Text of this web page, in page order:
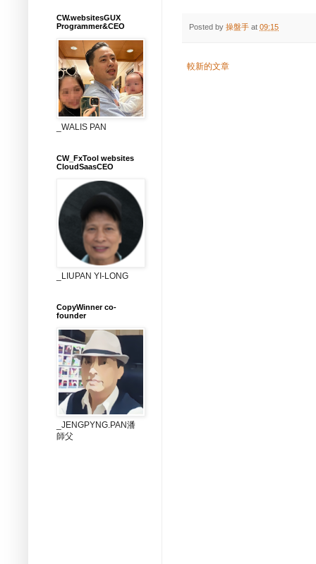
Posted by 操盤手 at 09:15
較新的文章
CW.websitesGUX
Programmer&CEO
_WALIS PAN
CW_FxTool websites
CloudSaasCEO
_LIUPAN YI-LONG
CopyWinner co-
founder
_JENGPYNG.PAN潘
師父